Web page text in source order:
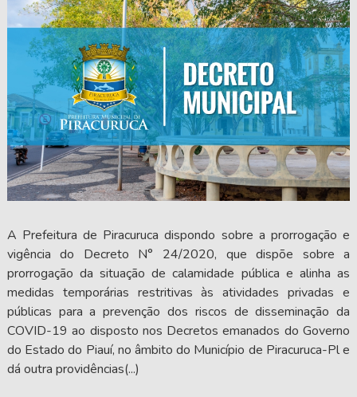
A Prefeitura de Piracuruca dispondo sobre a prorrogação e
vigência do Decreto N° 24/2020, que dispõe sobre a
prorrogação da situação de calamidade pública e alinha as
medidas temporárias restritivas às atividades privadas e
públicas para a prevenção dos riscos de disseminação da
COVID-19 ao disposto nos Decretos emanados do Governo
do Estado do Piauí, no âmbito do Município de Piracuruca-Pl e
dá outra providências(...)